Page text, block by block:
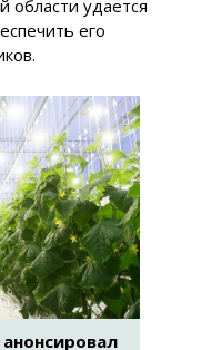
области удается
его